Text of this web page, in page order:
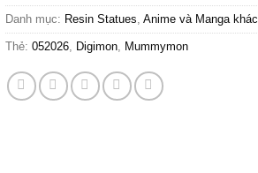
Danh mục: Resin Statues, Anime và Manga khác
Thẻ: 052026, Digimon, Mummymon